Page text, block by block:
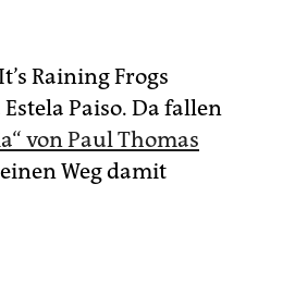
Raining Frogs
Paiso. Da fallen
von Paul Thomas
Weg damit